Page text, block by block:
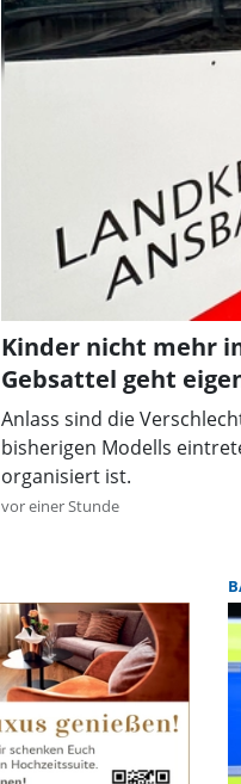
Kinder nicht mehr
Gebsattel geht
Anlass sind die
bisherigen Modells
organisiert ist.
vor einer Stunde